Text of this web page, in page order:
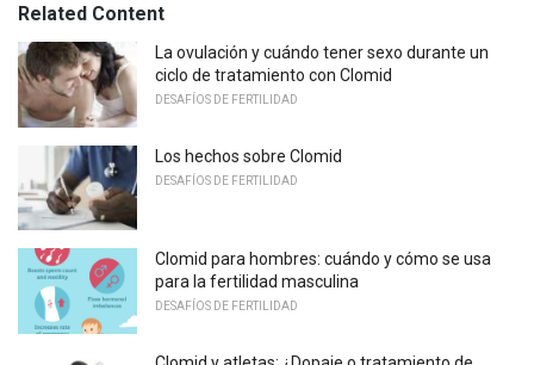
Related Content
La ovulación y cuándo tener sexo durante un
ciclo de tratamiento con Clomid
DESAFÍOS DE FERTILIDAD
Los hechos sobre Clomid
DESAFÍOS DE FERTILIDAD
Clomid para hombres: cuándo y cómo se usa
para la fertilidad masculina
DESAFÍOS DE FERTILIDAD